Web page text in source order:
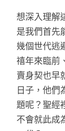
想深入理解
是我們首先
幾個世代逃
禧年來臨前
賣身契也早
日子，他們
題呢？聖經
不會就此成